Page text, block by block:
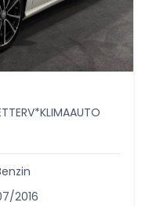
2016